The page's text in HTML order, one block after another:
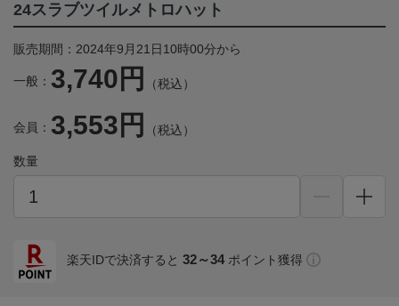
24スラブツイルメトロハット
販売期間：2024年9月21日10時00分から
一般： 3,740円 （税込）
会員： 3,553円 （税込）
数量
楽天IDで決済すると 32～34 ポイント獲得